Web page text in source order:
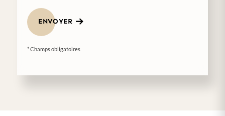
ENVOYER
* Champs obligatoires